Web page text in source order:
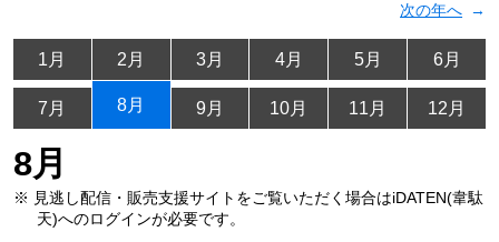
次の年へ
1月 2月 3月 4月 5月 6月
7月 8月 9月 10月 11月 12月
8月
※ 見逃し配信・販売支援サイトをご覧いただく場合はiDATEN(韋駄
天)へのログインが必要です。